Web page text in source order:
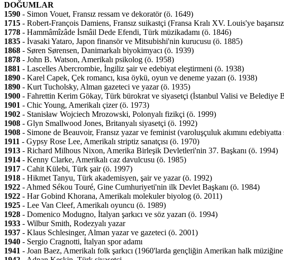
DOĞUMLAR
1590 - Simon Vouet, Fransız ressam ve dekoratör (ö. 1649)
1715 - Robert-François Damiens, Fransız suikastçi (Fransa Kralı XV. Louis'ye
1778 - Hammâmîzâde İsmâil Dede Efendi, Türk müzikadamı (ö. 1846)
1835 - İvasaki Yataro, Japon finansör ve Mitsubishi'nin kurucusu (ö. 1885)
1868 - Søren Sørensen, Danimarkalı biyokimyacı (ö. 1939)
1878 - John B. Watson, Amerikalı psikolog (ö. 1958)
1881 - Lascelles Abercrombie, İngiliz şair ve edebiyat eleştirmeni (ö. 1938)
1890 - Karel Capek, Çek romancı, kısa öykü, oyun ve deneme yazarı (ö. 1938)
1890 - Kurt Tucholsky, Alman gazeteci ve yazar (ö. 1935)
1900 - Fahrettin Kerim Gökay, Türk bürokrat ve siyasetçi (İstanbul Valisi ve Belediye
1901 - Chic Young, Amerikalı çizer (ö. 1973)
1902 - Stanisław Wojciech Mrozowski, Polonyalı fizikçi (ö. 1999)
1908 - Glyn Smallwood Jones, Britanyalı siyasetçi (ö. 1992)
1908 - Simone de Beauvoir, Fransız yazar ve feminist (varoluşçuluk akımını
1911 - Gypsy Rose Lee, Amerikalı striptiz sanatçısı (ö. 1970)
1913 - Richard Milhous Nixon, Amerika Birleşik Devletleri'nin 37. Başkanı (ö. 1994)
1914 - Kenny Clarke, Amerikalı caz davulcusu (ö. 1985)
1917 - Cahit Külebi, Türk şair (ö. 1997)
1918 - Hikmet Tanyu, Türk akademisyen, şair ve yazar (ö. 1992)
1922 - Ahmed Sékou Touré, Gine Cumhuriyeti'nin ilk Devlet Başkanı (ö. 1984)
1922 - Har Gobind Khorana, Amerikalı molekuler biyolog (ö. 2011)
1925 - Lee Van Cleef, Amerikalı oyuncu (ö. 1989)
1928 - Domenico Modugno, İtalyan şarkıcı ve söz yazarı (ö. 1994)
1933 - Wilbur Smith, Rodezyalı yazar
1937 - Klaus Schlesinger, Alman yazar ve gazeteci (ö. 2001)
1940 - Sergio Cragnotti, İtalyan spor adamı
1941 - Joan Baez, Amerikalı folk şarkıcı (1960'larda gençliğin Amerikan halk